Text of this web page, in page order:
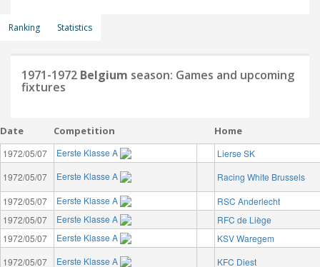
Ranking Statistics
1971-1972 Belgium season: Games and upcoming
fixtures
Date Competition Home
1972/05/07 Eerste Klasse A
Lierse SK
1972/05/07
Eerste Klasse A
Racing White Brussels
1972/05/07
Eerste Klasse A
RSC Anderlecht
1972/05/07
Eerste Klasse A
RFC de Liège
1972/05/07
Eerste Klasse A
KSV Waregem
1972/05/07
Eerste Klasse A
KFC Diest